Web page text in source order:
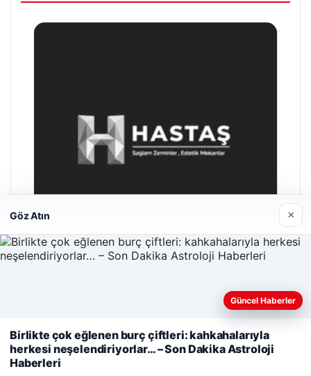
deneyiminizi kişiselleştirmek ve geliştirmek amacıyla çerezler
kullanıyoruz.Çerez Politikamız
Göz Atın ×
Güncel Haberler
Birlikte çok eğlenen burç çiftleri: kahkahalarıyla
herkesi neşelendiriyorlar… – Son Dakika Astroloji
Haberleri